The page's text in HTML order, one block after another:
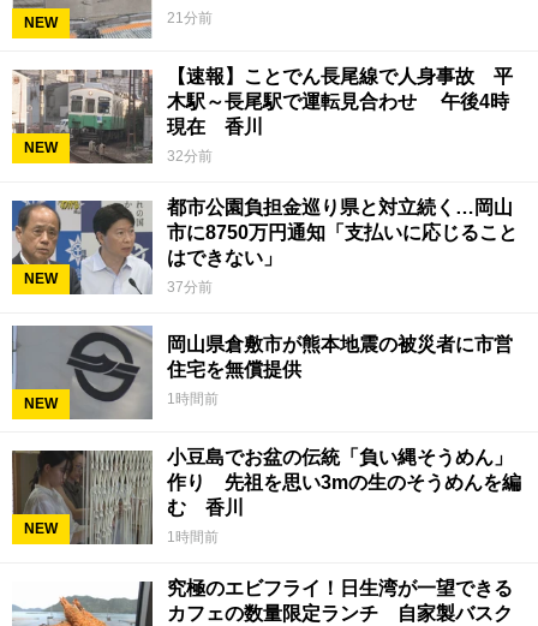
NEW 21分前
NEW
【速報】ことでん長尾線で人身事故 平
木駅～長尾駅で運転見合わせ 午後4時
現在 香川
32分前
NEW
都市公園負担金巡り県と対立続く…岡山
市に8750万円通知「支払いに応じること
はできない」
37分前
NEW
岡山県倉敷市が熊本地震の被災者に市営
住宅を無償提供
1時間前
NEW
小豆島でお盆の伝統「負い縄そうめん」
作り 先祖を思い3mの生のそうめんを編
む 香川
1時間前
究極のエビフライ！日生湾が一望できる
カフェの数量限定ランチ 自家製バスク